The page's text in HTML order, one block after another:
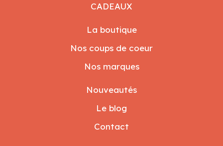
CADEAUX
La boutique
Nos coups de coeur
Nos marques
Nouveautés
Le blog
Contact